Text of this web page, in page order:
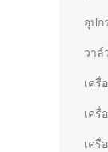
อุป
วาล์
เครื่
เครื่
เครื่